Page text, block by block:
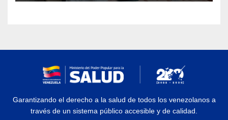
Garantizando el derecho a la salud de todos los venezolanos a
través de un sistema público accesible y de calidad.